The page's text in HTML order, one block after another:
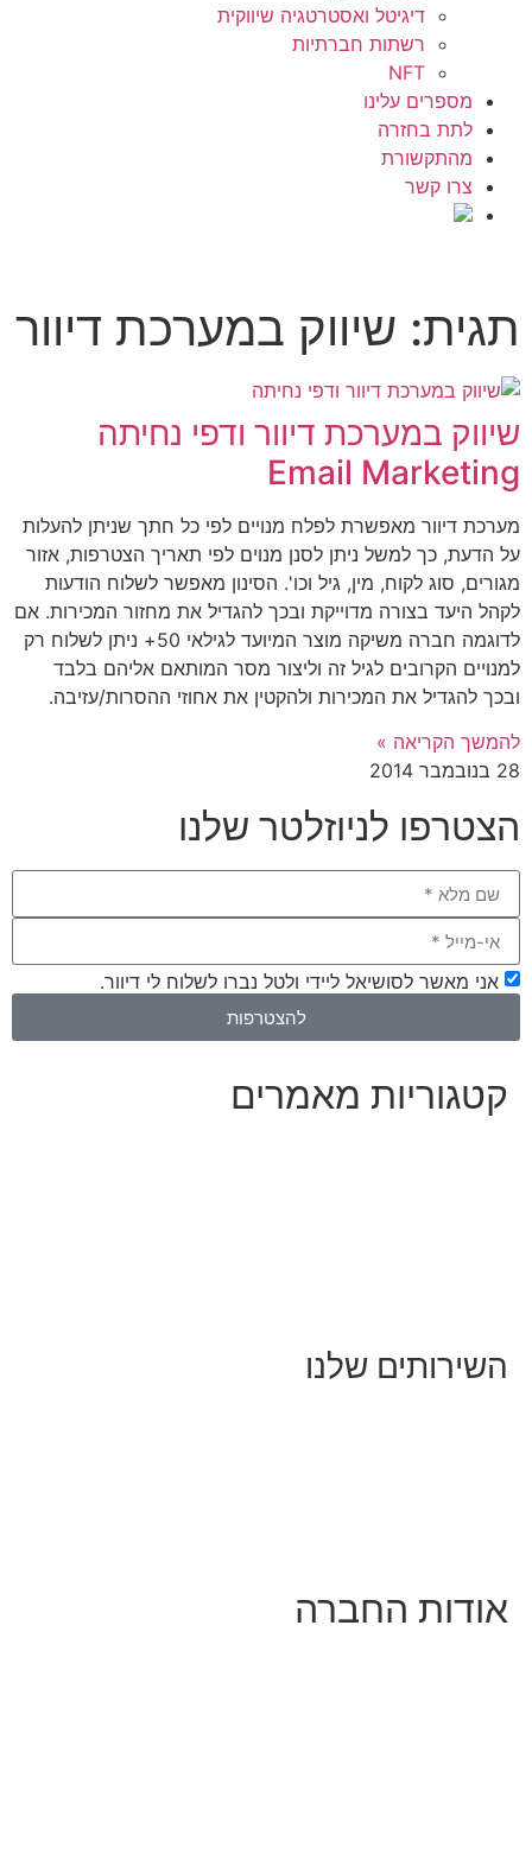
דיגיטל ואסטרטגיה שיווקית
רשתות חברתיות
NFT
מספרים עלינו
לתת בחזרה
מהתקשורת
צרו קשר
תגית: שיווק במערכת דיוור
שיווק במערכת דיוור ודפי נחיתה
Email Marketing
מערכת דיוור מאפשרת לפלח מנויים לפי כל חתך שניתן להעלות
על הדעת, כך למשל ניתן לסנן מנוים לפי תאריך הצטרפות, אזור
מגורים, סוג לקוח, מין, גיל וכו'. הסינון מאפשר לשלוח הודעות
לקהל היעד בצורה מדוייקת ובכך להגדיל את מחזור המכירות. אם
לדוגמה חברה משיקה מוצר המיועד לגילאי 50+ ניתן לשלוח רק
למנויים הקרובים לגיל זה וליצור מסר המותאם אליהם בלבד
ובכך להגדיל את המכירות ולהקטין את אחוזי ההסרות/עזיבה.
להמשך הקריאה »
28 בנובמבר 2014
הצטרפו לניוזלטר שלנו
אני מאשר לסושיאל ליידי ולטל נברו לשלוח לי דיוור.
להצטרפות
קטגוריות מאמרים
השירותים שלנו
אודות החברה